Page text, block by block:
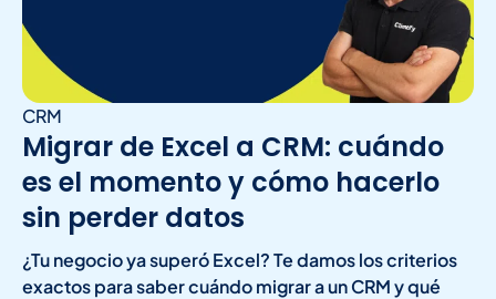
CRM
Migrar de Excel a CRM: cuándo
es el momento y cómo hacerlo
sin perder datos
¿Tu negocio ya superó Excel? Te damos los criterios
exactos para saber cuándo migrar a un CRM y qué